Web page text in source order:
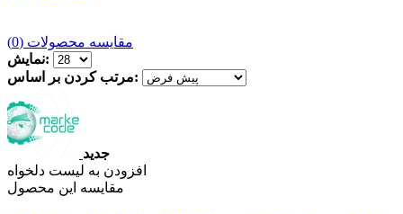
مقایسه محصولات (0)
نمایش:
مرتب کردن بر اساس:
جدید
افزودن به لیست دلخواه
مقایسه این محصول